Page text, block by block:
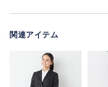
関連アイテム